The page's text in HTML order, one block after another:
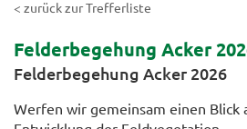
< zurück zur Trefferliste
Felderbegehung Acker
Felderbegehung Acker 2026
Werfen wir gemeinsam einen Blick